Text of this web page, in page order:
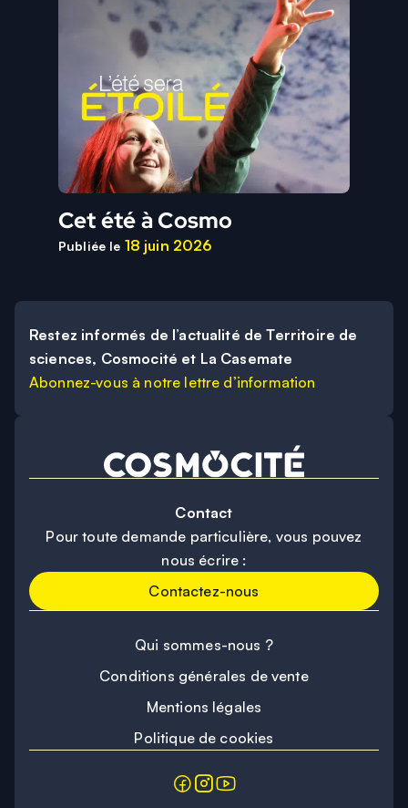
Cet été à Cosmo
Publiée le 18 juin 2026
Restez informés de l’actualité de Territoire de
sciences, Cosmocité et La Casemate
Abonnez-vous à notre lettre d’information
Contact
Pour toute demande particulière, vous pouvez
nous écrire :
Contactez-nous
Qui sommes-nous ?
Conditions générales de vente
Mentions légales
Politique de cookies